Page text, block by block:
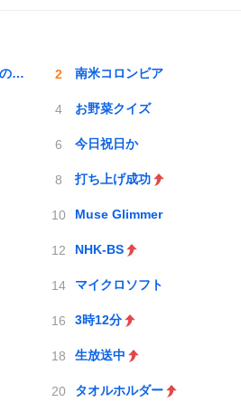
高市首相が被爆者団体の会長から話を聞く姿 南米コロンビア
お野菜クイズ
今日祝日か
打ち上げ成功
Muse Glimmer
NHK-BS
マイクロソフト
3時12分
生放送中
タオルホルダー